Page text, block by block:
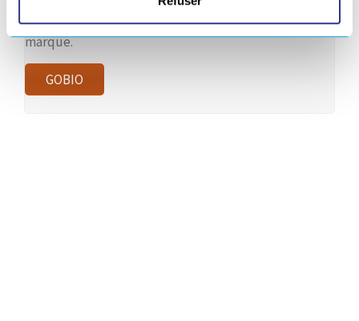
Découvrez plus en détails l’expertise de cette
marque.
GOBIO